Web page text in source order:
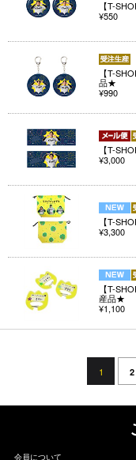
【T-
¥550
【T-
品★
¥990
【T-
¥3,000
【T-
¥3,300
【T-
産品★
¥1,100
1 2
会員について